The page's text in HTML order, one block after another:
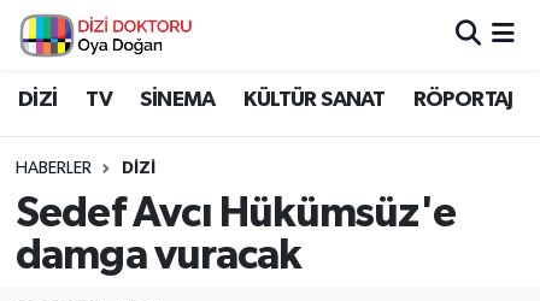
DİZİ TV SİNEMA KÜLTÜR SANAT RÖPORTAJ
HABERLER DİZİ
Sedef Avcı Hükümsüz'e
damga vuracak
İstanbul Nöbetçi Eczaneler
İstanbul Namaz Vakitleri
İstanbul Trafik Yoğunluk Haritası